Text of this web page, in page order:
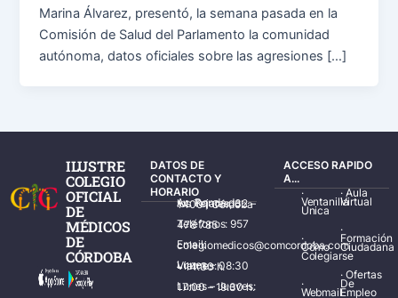
Marina Álvarez, presentó, la semana pasada en la
Comisión de Salud del Parlamento la comunidad
autónoma, datos oficiales sobre las agresiones […]
ILUSTRE
COLEGIO
OFICIAL
DE
MÉDICOS
DE
CÓRDOBA
DATOS DE
CONTACTO Y
HORARIO
Av. Ronda de los Tejares, 32 – 14001 Córdoba
Teléfonos: 957 478 785
Email: colegiomedicos@comcordoba.com
Lunes – Viernes: 08:30 – 14:30 h.
Lunes – Jueves: 17:00 – 19:30 h.
ACCESO RAPIDO
A...
·
Ventanilla
Única
·
Cómo
Colegiarse
·
Webmail
·Aula
Virtual
·
Formación
Ciudadana
·Ofertas
De
Empleo